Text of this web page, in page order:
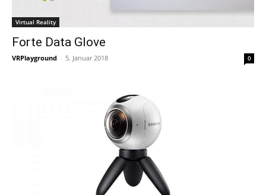
Virtual Reality
Forte Data Glove
VRPlayground - 5. Januar 2018 0